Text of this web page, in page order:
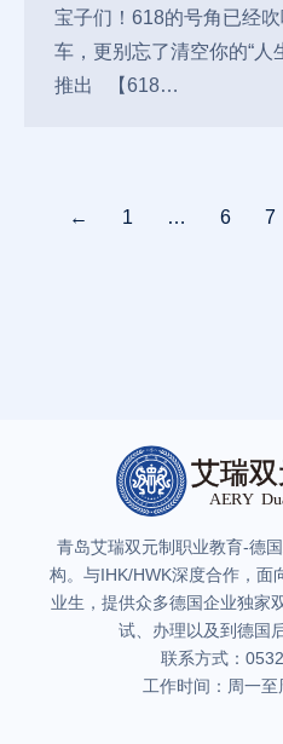
宝子们！618的号角已经
车，更别忘了清空你的“人
推出 【618…
← 1 … 6 7
青岛艾瑞双元制职业教育-德
构。与IHK/HWK深度合作，面
业生，提供众多德国企业独家
试、办理以及到德国
联系方式：
工作时间：周一